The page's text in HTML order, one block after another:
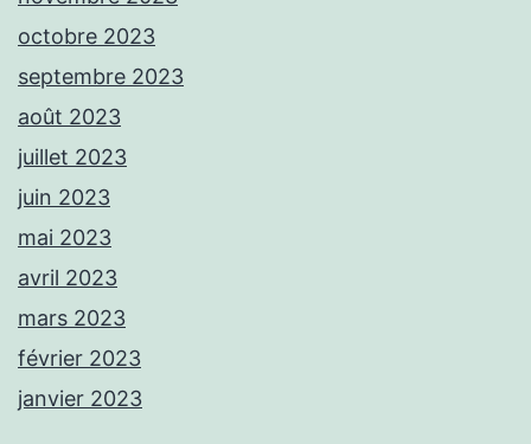
octobre 2023
septembre 2023
août 2023
juillet 2023
juin 2023
mai 2023
avril 2023
mars 2023
février 2023
janvier 2023